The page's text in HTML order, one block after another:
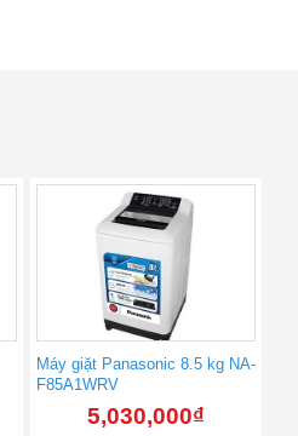
Máy giặt Panasonic 8.5 kg NA-
F85A1WRV
5,030,000₫